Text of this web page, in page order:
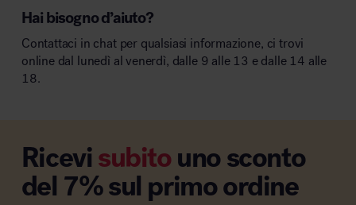
Hai bisogno d’aiuto?
Contattaci in chat per qualsiasi informazione, ci trovi
online dal lunedì al venerdì, dalle 9 alle 13 e dalle 14 alle
18.
Ricevisubitouno sconto
del 7% sul primo ordine